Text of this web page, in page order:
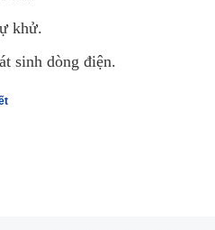
khử.
sinh dòng điện.